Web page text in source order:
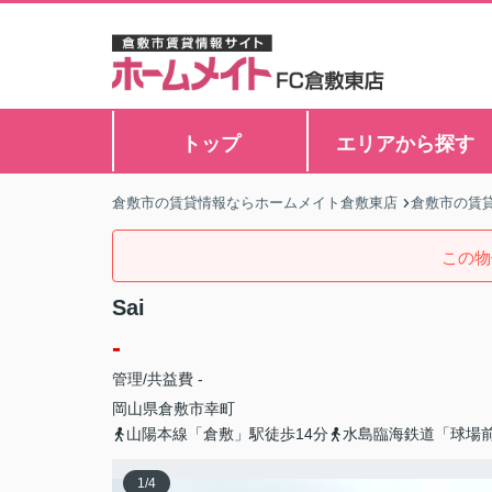
トップ エリアから探す
倉敷市の賃貸情報ならホームメイト倉敷東店 倉敷市の賃
この
Sai
-
管理/共益費 -
岡山県倉敷市幸町
山陽本線「倉敷」駅徒歩14分
水島臨海鉄道「球場
1/4